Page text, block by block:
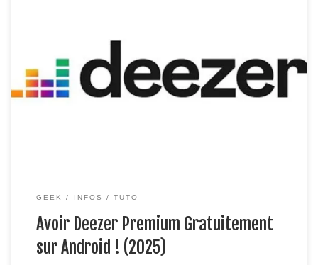
Android avec le mode hors ligne ? Vous êtes sur le bon
tutoriel, suivez les étapes ci-dessous et en quelques minutes
vous aurez Deezer avec le mode premium ! Version Spotify,
GEEK INFOS TUTO
Avoir Deezer Premium Gratuitement
sur Android ! (2025)